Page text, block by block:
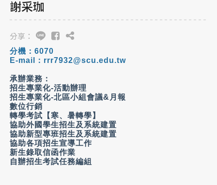
謝采珈
分享：
分機： 6070
E-mail
： rrr7932@scu.edu.tw
承辦業務：
招生專業化-活動辦理
招生專業化-北區小組會議& 月報
數位行銷
轉學考試【寒、暑轉學】
協助外國學生招生及系統建置
協助新型專班招生及系統建置
協助各項招生宣導工作
新生錄取信函作業
自辦招生考試任務編組